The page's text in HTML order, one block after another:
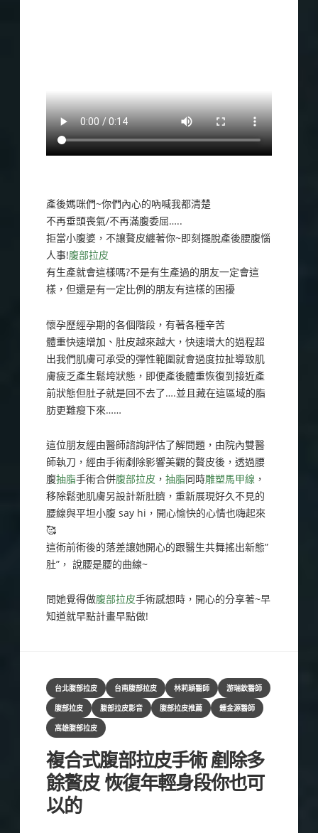
產後媽咪們~你們內心的吶喊我都清楚
不再垂頭喪氣/不再滿腹委屈…..
拒當小腹婆，不讓贅皮纏著你~即刻擺脫產後腰腹惱
人事!腹部拉皮
有生產就會這樣嗎?不是有生產過的朋友一定會這
樣，但還是有一定比例的朋友有這樣的困擾
懷孕歷經孕期的各個階段，有著各種辛苦
體重快速增加、肚皮越來越大，快速增大的過程超
出我們肌膚可承受的彈性範圍就會過度拉扯導致肌
膚疲乏產生鬆垮狀態，即便產後體重恢復到接近產
前狀態但肚子就是回不去了….並且藏在這區域的脂
肪更難瘦下來……
這位朋友經由醫師諮詢評估了解問題，由院內雙醫
師執刀，經由手術剷除影響美觀的贅皮後，透過腰
腹抽脂手術合併腹部拉皮 ，抽脂同時雕塑馬甲線 ，
移除鬆弛肌膚另設計新肚臍，重新展現好久不見的
腰線與平坦小腹 say hi，開心愉快的心情也嗨起來
🥰
這術前術後的落差讓她開心的跟醫生共舞搖出新態”
肚”， 說腰是腰的曲線~
問她覺得做腹部拉皮手術感想時，開心的分享著~早
知道就早點計畫早點做!
Categories
台北腹部拉皮 台南腹部拉皮 林莉穎醫師
游瑞欽醫師
腹部拉皮
腹部拉皮影音 腹部拉皮推薦
鍾金源醫師
高雄腹部拉皮
複合式腹部拉皮手術 剷除多
餘贅皮 恢復年輕身段你也可
以的